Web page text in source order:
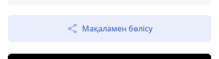
Мақаламен бөлісу